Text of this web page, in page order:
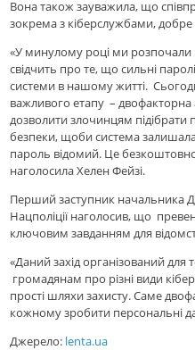
Вона також зауважила, що
зокрема з кіберслужбами,
«У минулому році ми
свідчить про те, що сильні
системи в нашому житті.
важливого етапу – двофакторна
дозволити злочинцям
безпеки, щоби система
пароль відомий. Це
наголосила Хелен Фейзі.
Перший заступник начальника
Нацполіції наголосив, що
ключовим завданням для
«Даний захід організований
громадянам про різні види
прості шляхи захисту. Саме
кожному зробити персональні
Джерело: lenta.ua